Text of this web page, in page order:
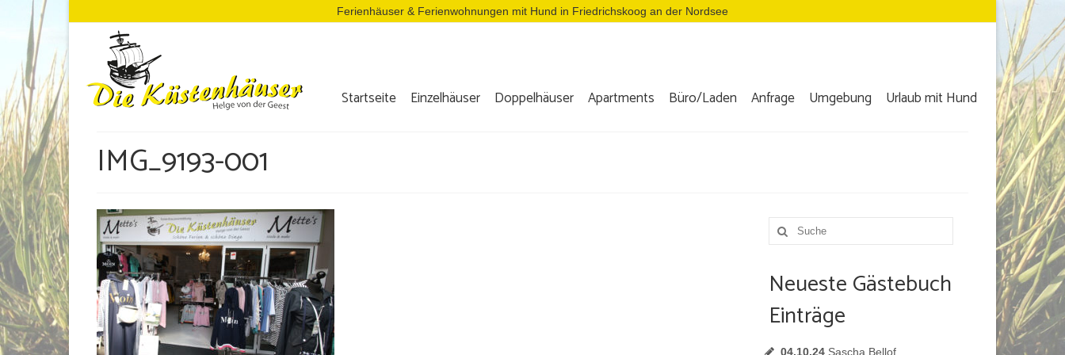
Ferienhäuser & Ferienwohnungen mit Hund in Friedrichskoog an der Nordsee
Startseite Einzelhäuser Doppelhäuser Apartments Büro/Laden Anfrage Umgebung Urlaub mit Hund
IMG_9193-001
Suche
nach:
Neueste Gästebuch
Einträge
04.10.24 Sascha Bellof